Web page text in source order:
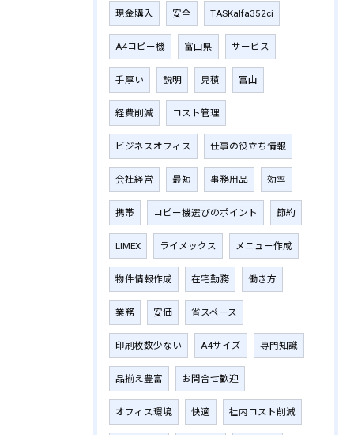
現金購入 安全 TASKalfa352ci
A4コピー機 富山県 サービス
手厚い 説明 見積 富山
経費削減 コスト管理
ビジネスオフィス 仕事の役立ち情報
会社経営 最短 事務用品 効率
携帯 コピー機選びのポイント 節約
LIMEX ライメックス メニュー作成
物件情報作成 在宅勤務 働き方
業務 安価 省スペース
印刷枚数少ない A4サイズ 専門知識
品揃え豊富 お問合せ歓迎
オフィス環境 快適 社内コスト削減